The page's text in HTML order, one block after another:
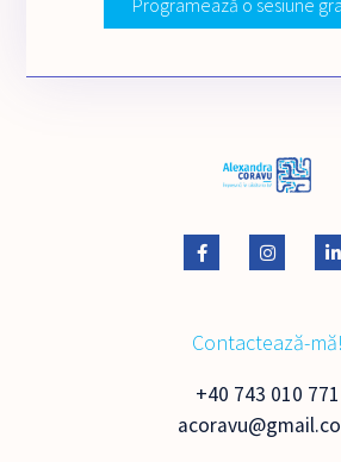
Contactează-mă!
+40 743 010 771